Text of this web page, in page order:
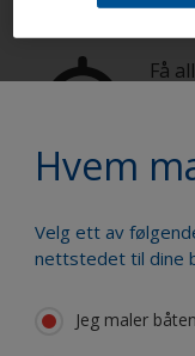
Hvem
Velg ett av
nettstedet til dine
Jeg maler
Få
og